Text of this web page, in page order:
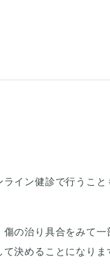
イン健診で行うこと
の治り具合をみて一
決めることになりま